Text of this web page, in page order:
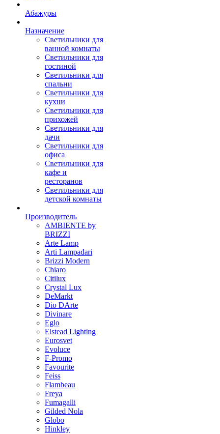
Абажуры
Назначение
Светильники для
ванной комнаты
Светильники для
гостиной
Светильники для
спальни
Светильники для
кухни
Светильники для
прихожей
Светильники для
дачи
Светильники для
офиса
Светильники для
кафе и
ресторанов
Светильники для
детской комнаты
Производитель
AMBIENTE by
BRIZZI
Arte Lamp
Arti Lampadari
Brizzi Modern
Chiaro
Citilux
Crystal Lux
DeMarkt
Dio DArte
Divinare
Eglo
Elstead Lighting
Eurosvet
Evoluce
F-Promo
Favourite
Feiss
Flambeau
Freya
Fumagalli
Gilded Nola
Globo
Hinkley